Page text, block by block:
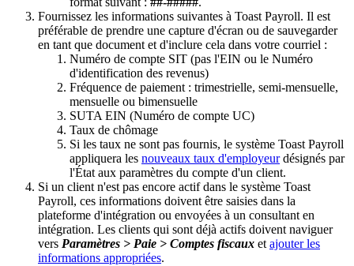
Fournissez les informations suivantes à Toast Payroll. Il est
préférable de prendre une capture d'écran ou de sauvegarder
en tant que document et d'inclure cela dans votre courriel :
Numéro de compte SIT (pas l'EIN ou le Numéro
d'identification des revenus)
Fréquence de paiement : trimestrielle, semi-mensuelle,
mensuelle ou bimensuelle
SUTA EIN (Numéro de compte UC)
Taux de chômage
Si les taux ne sont pas fournis, le système Toast Payroll
appliquera les nouveaux taux d'employeurdésignés par
l'État aux paramètres du compte d'un client.
Si un client n'est pas encore actif dans le système Toast
Payroll, ces informations doivent être saisies dans la
plateforme d'intégration ou envoyées à un consultant en
intégration. Les clients qui sont déjà actifs doivent naviguer
vers Paramètres > Paie > Comptes fiscaux et ajouter les
informations appropriées.